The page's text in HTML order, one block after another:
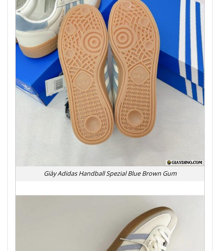
Giày Adidas Handball Spezial Blue Brown Gum